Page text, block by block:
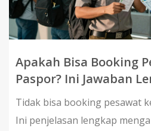
Apakah Bisa Booking
Paspor? Ini Jawaban
Wisatawan ke Bali
Tidak bisa booking pesawat
Ini penjelasan lengkap